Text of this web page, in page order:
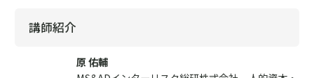
講師紹介
原 佑輔